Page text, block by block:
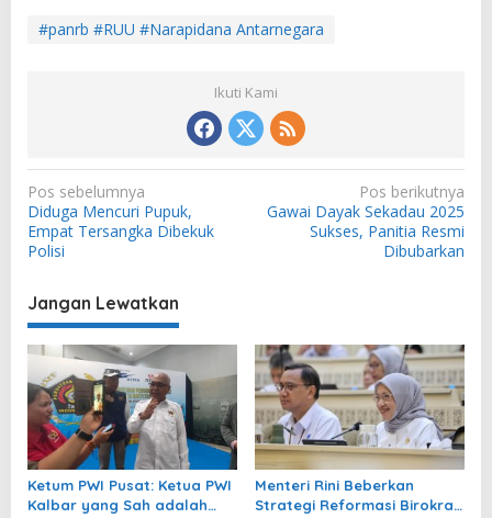
#panrb #RUU #Narapidana Antarnegara
Ikuti Kami
N
a
v
g
a
s
i
p
o
s
Pos sebelumnya
Diduga Mencuri Pupuk,
Empat Tersangka Dibekuk
Polisi
Pos berikutnya
Gawai Dayak Sekadau 2025
Sukses, Panitia Resmi
Dibubarkan
Jangan Lewatkan
Ketum PWI Pusat: Ketua PWI
Kalbar yang Sah adalah
Menteri Rini Beberkan
Strategi Reformasi Birokrasi